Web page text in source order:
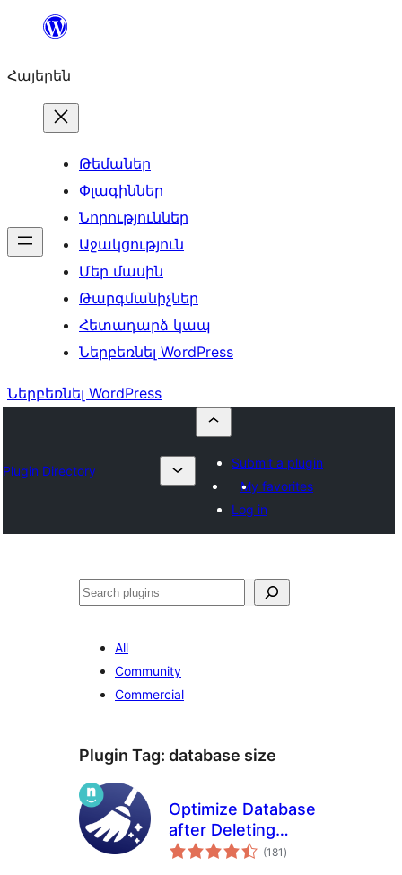
Անցնել
Հայերեն
Թեմաներ
Փլագիններ
Նորություններ
Աջակցություն
Մեր մասին
Թարգմանիչներ
Հետադարձ կապ
Ներբեռնել WordPress
Ներբեռնել WordPress
Plugin Directory
Submit a plugin
My favorites
Log in
Որոնել
All
Community
Commercial
Plugin Tag: database size
Optimize Database
after Deleting
Revisions
(181 total
ratings
)